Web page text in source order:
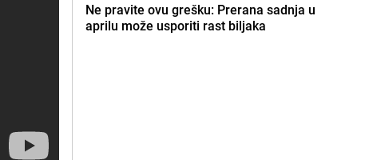
Ne pravite ovu grešku: Prerana sadnja u
aprilu može usporiti rast biljaka